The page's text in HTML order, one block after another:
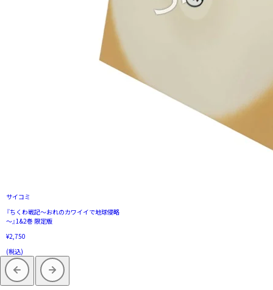
サイコミ
『ちくわ戦記～おれのカワイイで地球侵略
～』1&2巻 限定版
¥2,750
(税込)